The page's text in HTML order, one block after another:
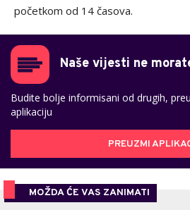
početkom od 14 časova.
Naše vijesti ne
Budite bolje informisani od drugih,
aplikaciju
PREUZMI
MOŽDA ĆE VAS ZANIMATI